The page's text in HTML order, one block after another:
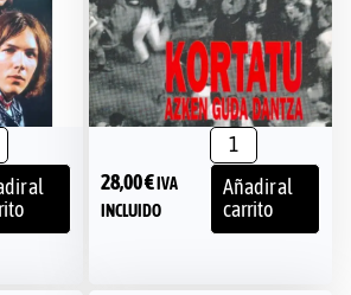
al
28,00€ IVA
INCLUIDO
Añadir al
carrito